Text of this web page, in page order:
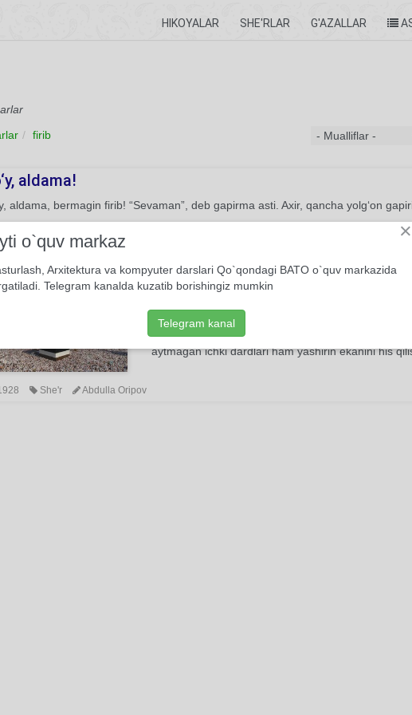
HIKOYALAR SHE'RLAR G'AZALLAR
firib
aldama!
aldama, bermagin firib! “Sevaman”, deb gapirma asti. Axir, qancha yolg‘on
Ushbu she'r shoirning Ka'batullohga qilgan
Yaratganga munojot tarzida bitilgan. Unda muallif
uchun mag'firat va madad tilaydi. Agar she'rni
aytmagan ichki dardlari ham yashirin ekanini his
She'r Abdulla Oripov
×
o`quv markaz
Arxitektura va kompyuter darslari Qo`qondagi BATO o`quv markazida
Telegram kanalda kuzatib borishingiz mumkin
Telegram kanal